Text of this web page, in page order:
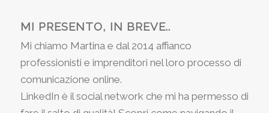
MI PRESENTO, IN BREVE..
Mi chiamo Martina e dal 2014 affianco
professionisti e imprenditori nel loro processo di
comunicazione online.
LinkedIn è il social network che mi ha permesso di